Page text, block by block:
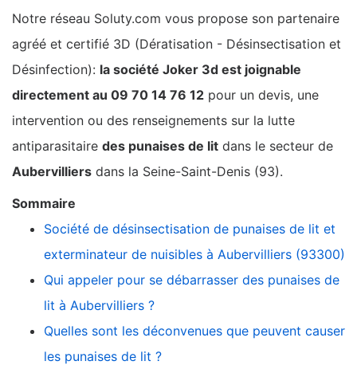
Notre réseau Soluty.com vous propose son partenaire
agréé et certifié 3D (Dératisation - Désinsectisation et
Désinfection): la société Joker 3d est joignable
directement au 09 70 14 76 12 pour un devis, une
intervention ou des renseignements sur la lutte
antiparasitaire des punaises de lit dans le secteur de
Aubervilliers dans la Seine-Saint-Denis (93).
Sommaire
Société de désinsectisation de punaises de lit et
exterminateur de nuisibles à Aubervilliers (93300)
Qui appeler pour se débarrasser des punaises de
lit à Aubervilliers ?
Quelles sont les déconvenues que peuvent causer
les punaises de lit ?